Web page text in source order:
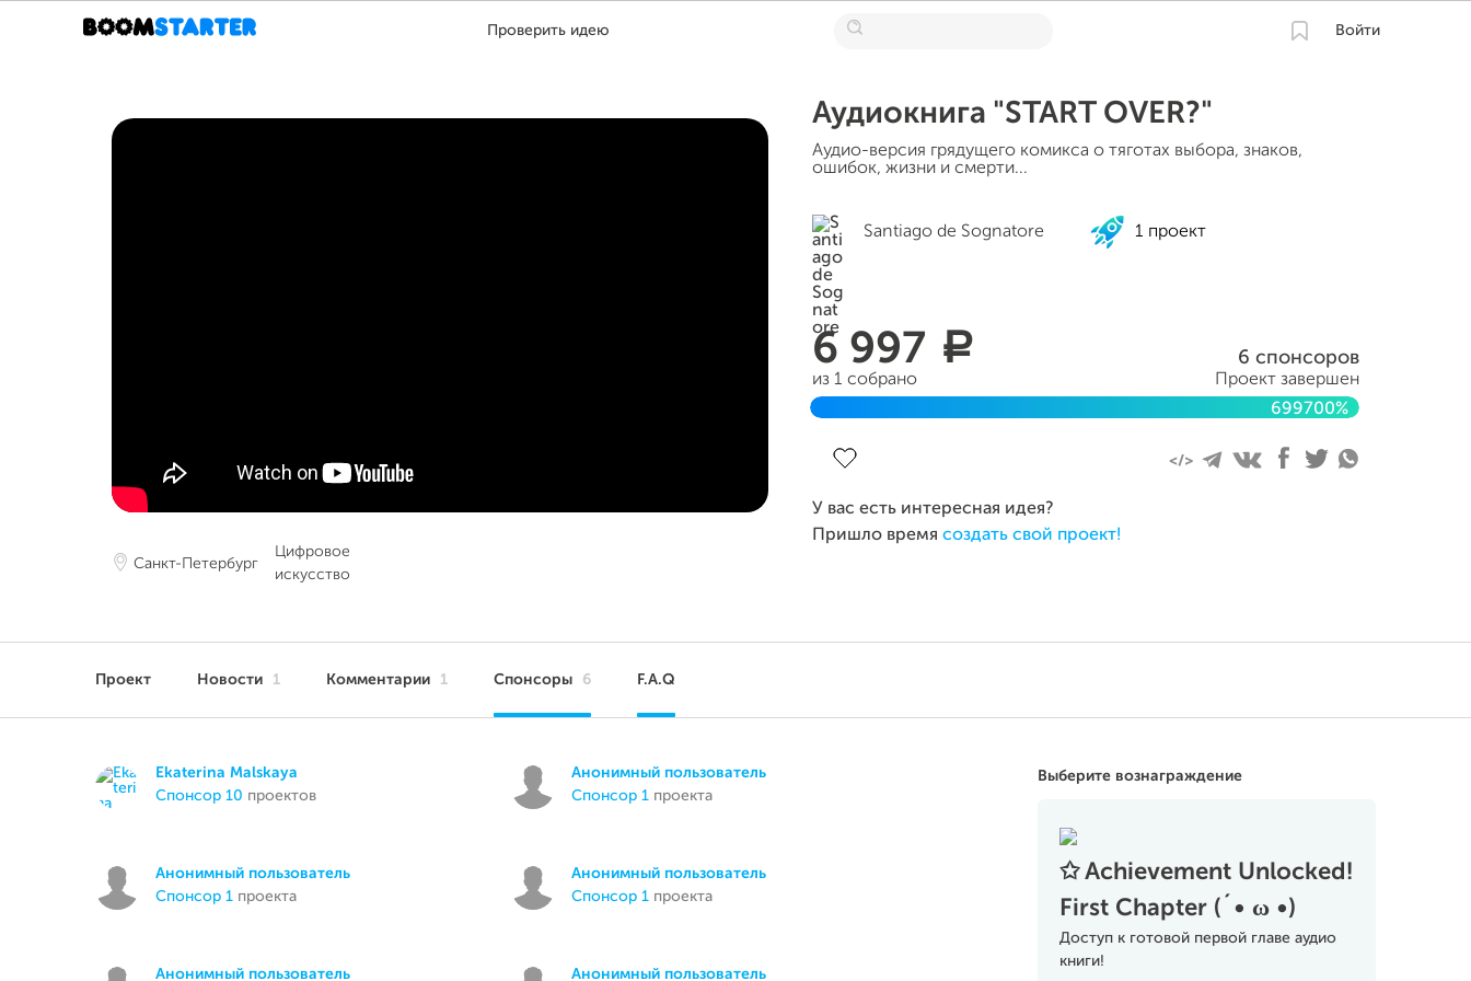
Проверить идею Войти
Санкт-Петербург
Цифровое
искусство
Аудиокнига "START OVER?"
Аудио-версия грядущего комикса о тяготах выбора, знаков,
ошибок, жизни и смерти...
Santiago de Sognatore 1 проект
6 997 a
из 1 собрано
6 спонсоров
Проект завершен
699700%
У вас есть интересная идея?
Пришло время создать свой проект!
Проект Новости 1 Комментарии 1 Спонсоры 6 F.A.Q
Выберите вознаграждение
✩ Achievement Unlocked!
First Chapter (´• ω •)
Доступ к готовой первой главе аудио
книги!
Ekaterina Malskaya
спонсор 10 проектов
Анонимный пользователь
спонсор 1 проекта
Анонимный пользователь
спонсор 1 проекта
Анонимный пользователь
спонсор 1 проекта
Анонимный пользователь
Анонимный пользователь